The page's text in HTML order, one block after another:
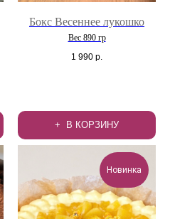
Бокс Весеннее лукошко
Вес 890 гр
1 990 р.
В КОРЗИНУ
Новинка